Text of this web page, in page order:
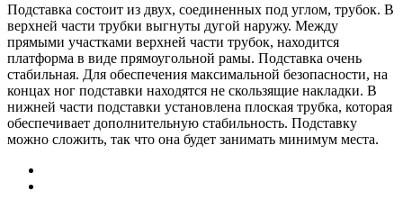
Подставка состоит из двух, соединенных под углом, трубок. В
верхней части трубки выгнуты дугой наружу. Между
прямыми участками верхней части трубок, находится
платформа в виде прямоугольной рамы. Подставка очень
стабильная. Для обеспечения максимальной безопасности, на
концах ног подставки находятся не скользящие накладки. В
нижней части подставки установлена плоская трубка, которая
обеспечивает дополнительную стабильность. Подставку
можно сложить, так что она будет занимать минимум места.